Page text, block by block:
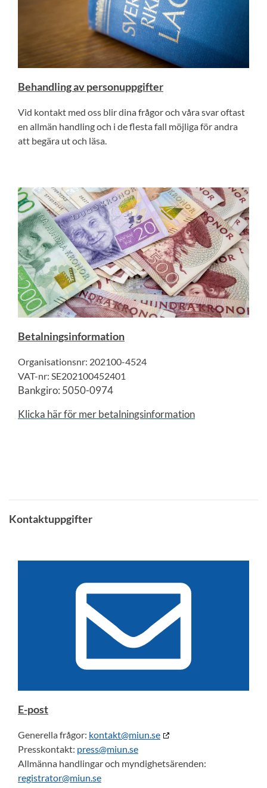
Behandling av personuppgifter
Vid kontakt med oss blir dina frågor och våra svar oftast
en allmän handling och i de flesta fall möjliga för andra
att begära ut och läsa.
Betalningsinformation
Organisationsnr: 202100-4524
VAT-nr: SE202100452401
Bankgiro: 5050-0974
Klicka här för mer betalningsinformation
Kontaktuppgifter
E-post
Generella frågor: kontakt@miun.se
Presskontakt: press@miun.se
Allmänna handlingar och myndighetsärenden:
registrator@miun.se